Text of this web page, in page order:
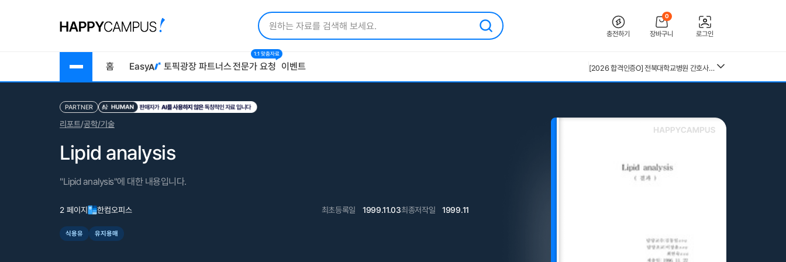
충전하기
0
장바구니 로그인
홈 Easy 토픽광장 파트너스전문가 요청
1:1 맞춤자료
이벤트
[2026 합격인증O] 전북대학교병원 간호사 채용 대비 필기+면접 기출 정리
중앙대 매경 합격 필기본 (매경테스트 독학 필수자료)
독학사 3단계 가정학 식생활과건강 기출모의고사 200제(객관식 150, 주관식 50문제)
PARTNER
리포트/공학/기술
Lipid analysis
"Lipid analysis"에 대한 내용입니다.
2 페이지 한컴오피스 최초등록일 1999.11.03최종저작일 1999.11
식용유 유지용매